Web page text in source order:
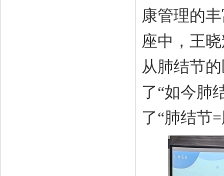
康管理的
座中，王
从肺结节
了“如今肺
了“肺结节